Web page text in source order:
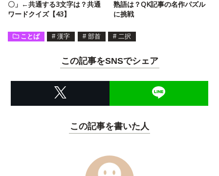
〇」←共通する3文字は？共通
ワードクイズ【43】
熟語は？QK記事の名作パズル
に挑戦
ことば # 漢字 # 部首 # 二択
この記事をSNSでシェア
この記事を書いた人